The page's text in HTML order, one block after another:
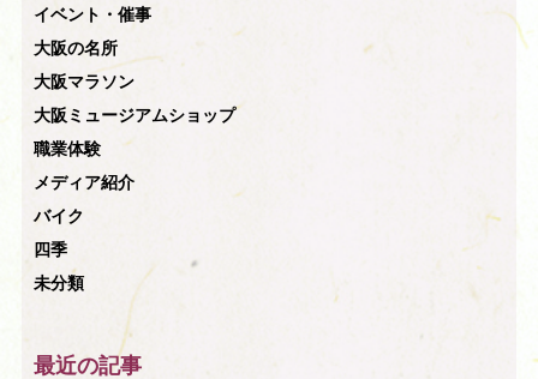
イベント・催事
大阪の名所
大阪マラソン
大阪ミュージアムショップ
職業体験
メディア紹介
バイク
四季
未分類
最近の記事